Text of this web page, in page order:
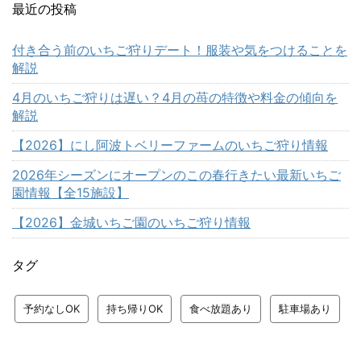
最近の投稿
付き合う前のいちご狩りデート！服装や気をつけることを
解説
4月のいちご狩りは遅い？4月の苺の特徴や料金の傾向を
解説
【2026】にし阿波トベリーファームのいちご狩り情報
2026年シーズンにオープンのこの春行きたい最新いちご
園情報【全15施設】
【2026】金城いちご園のいちご狩り情報
タグ
予約なしOK 持ち帰りOK 食べ放題あり 駐車場あり